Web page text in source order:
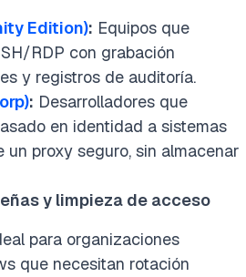
Edition): Equipos que
RDP con grabación
y registros de auditoría.
: Desarrolladores que
en identidad a sistemas
un proxy seguro, sin almacenar
y limpieza de acceso
para organizaciones
que necesitan rotación